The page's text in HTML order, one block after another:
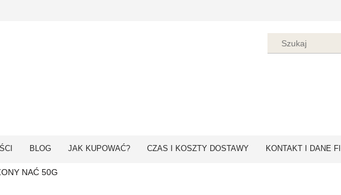
BLOG JAK KUPOWAĆ? CZAS I KOSZTY DOSTAWY KONTAKT I DANE
NAĆ 50G